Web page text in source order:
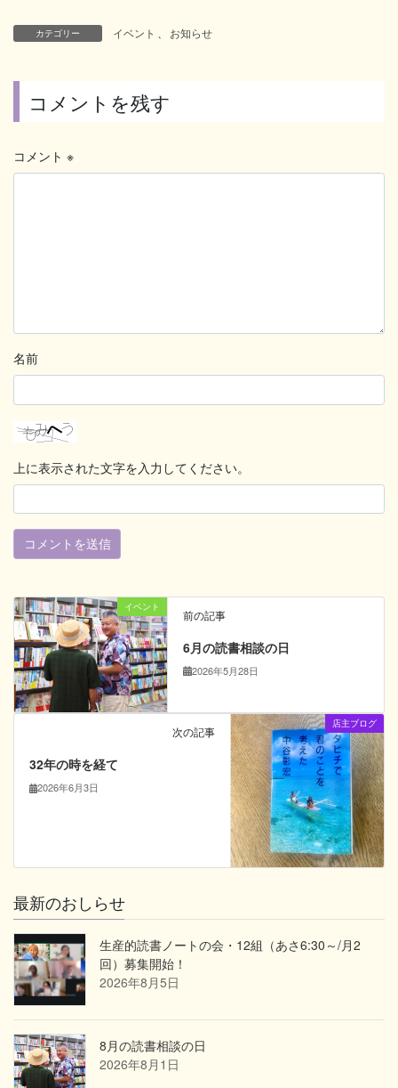
カテゴリー イベント お知らせ
コメントを残す
コメント ※
名前
上に表示された文字を入力してください。
イベント
前の記事
6月の読書相談の日
2026年5月28日
店主ブログ
次の記事
32年の時を経て
2026年6月3日
最新のおしらせ
生産的読書ノートの会・12組（あさ6:30～/月2
回）募集開始！
2026年8月5日
8月の読書相談の日
2026年8月1日